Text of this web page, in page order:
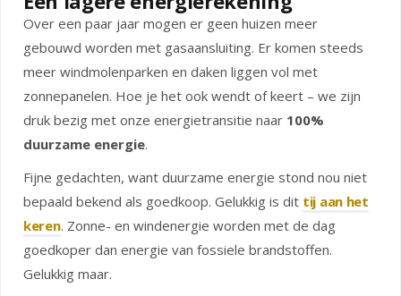
Over een paar jaar mogen er geen huizen meer
gebouwd worden met gasaansluiting. Er komen steeds
meer windmolenparken en daken liggen vol met
zonnepanelen. Hoe je het ook wendt of keert – we zijn
druk bezig met onze energietransitie naar 100%
duurzame energie.
Fijne gedachten, want duurzame energie stond nou niet
bepaald bekend als goedkoop. Gelukkig is dit tij aan het
keren. Zonne- en windenergie worden met de dag
goedkoper dan energie van fossiele brandstoffen.
Gelukkig maar.